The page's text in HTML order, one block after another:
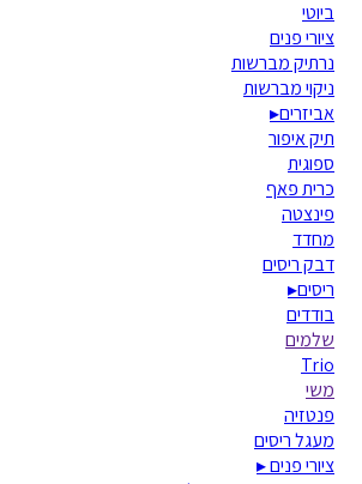
ביוטי
ציורי פנים
נרתיק מברשות
ניקוי מברשות
אביזרים▸
תיק איפור
ספוגית
כרית פאף
פינצטה
מחדד
דבק ריסים
ריסים▸
בודדים
שלמים
Trio
משי
פנטזיה
מעגל ריסים
ציורי פנים▸